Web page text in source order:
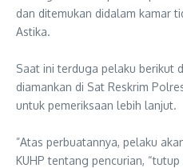
dan ditemukan didalam kamar
Astika.
‎Saat ini terduga ​pelaku berikut
diamankan di Sat Reskrim
untuk pemeriksaan lebih lanjut.
‎”Atas perbuatannya, pelaku
KUHP tentang pencurian, “tutup